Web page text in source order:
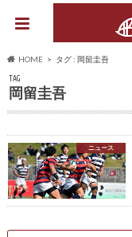
HOME タグ : 岡留圭吾
TAG
岡留圭吾
ニュース